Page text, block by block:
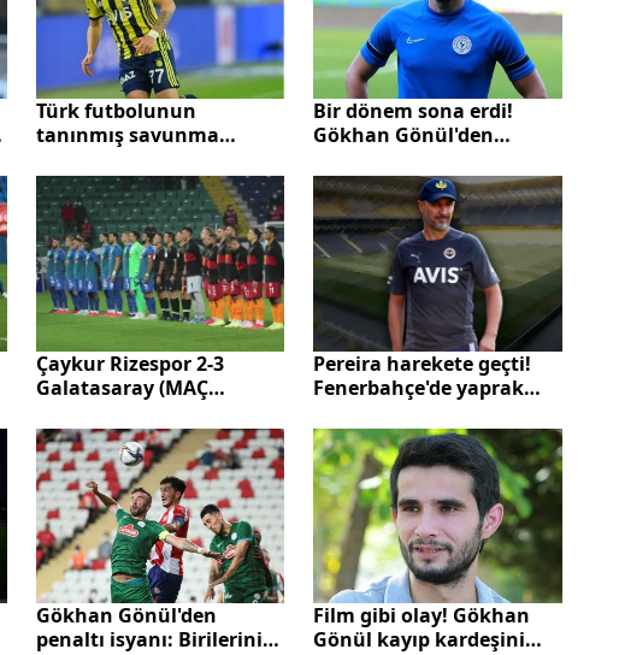
Türk futbolunun
tanınmış savunma
değiştirdi! İşte Gökhan
Gönül’ün merak edilen
yeni işi….
Bir dönem sona erdi!
Gökhan Gönül'den
Çaykur Rizespor 2-3
Galatasaray (MAÇ
Lig 8. hafta karşılaşması
Pereira harekete geçti!
Fenerbahçe'de yaprak
Gökhan Gönül'den
penaltı isyanı: Birilerinin
Film gibi olay! Gökhan
Gönül kayıp kardeşini